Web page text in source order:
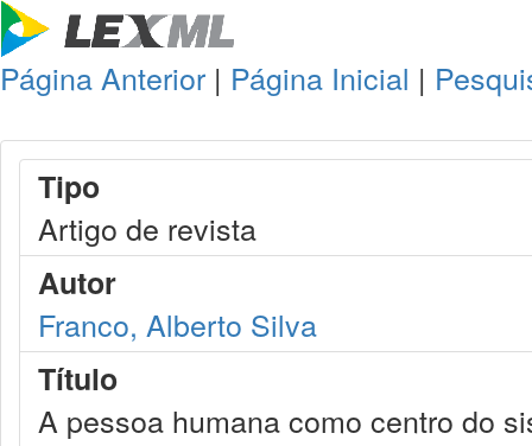
Página Anterior | Página Inicial |
Tipo
Artigo de revista
Autor
Franco, Alberto Silva
Título
A pessoa humana como centro do